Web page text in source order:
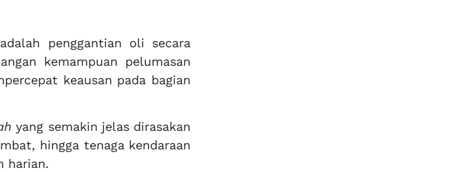
penggantian oli secara
kemampuan pelumasan
keausan pada bagian
yang semakin jelas dirasakan
hingga tenaga kendaraan
harian.